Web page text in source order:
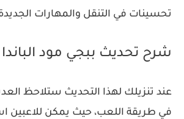
تحسينات في التنقل والمهارات
شرح تحديث ببجي مود الباندا
عند تنزيلك لهذا التحديث ستلاحظ
في طريقة اللعب، حيث يمكن للاعبين